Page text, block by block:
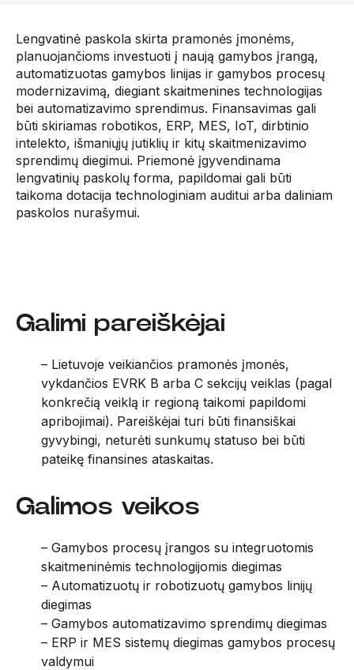
Lengvatinė paskola skirta pramonės įmonėms,
planuojančioms investuoti į naują gamybos įrangą,
automatizuotas gamybos linijas ir gamybos procesų
modernizavimą, diegiant skaitmenines technologijas
bei automatizavimo sprendimus. Finansavimas gali
būti skiriamas robotikos, ERP, MES, IoT, dirbtinio
intelekto, išmaniųjų jutiklių ir kitų skaitmenizavimo
sprendimų diegimui. Priemonė įgyvendinama
lengvatinių paskolų forma, papildomai gali būti
taikoma dotacija technologiniam auditui arba daliniam
paskolos nurašymui.
Galimi pareiškėjai
– Lietuvoje veikiančios pramonės įmonės,
vykdančios EVRK B arba C sekcijų veiklas (pagal
konkrečią veiklą ir regioną taikomi papildomi
apribojimai). Pareiškėjai turi būti finansiškai
gyvybingi, neturėti sunkumų statuso bei būti
pateikę finansines ataskaitas.
Galimos veikos
– Gamybos procesų įrangos su integruotomis
skaitmeninėmis technologijomis diegimas
– Automatizuotų ir robotizuotų gamybos linijų
diegimas
– Gamybos automatizavimo sprendimų diegimas
– ERP ir MES sistemų diegimas gamybos procesų
valdymui